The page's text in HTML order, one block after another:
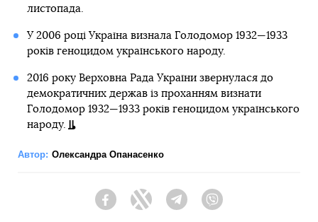
листопада.
У 2006 році Україна визнала Голодомор 1932—1933
років геноцидом українського народу.
2016 року Верховна Рада України звернулася до
демократичних держав із проханням визнати
Голодомор 1932—1933 років геноцидом українського
народу.
Автор: Олександра Опанасенко
FacebookTwitter Telegram